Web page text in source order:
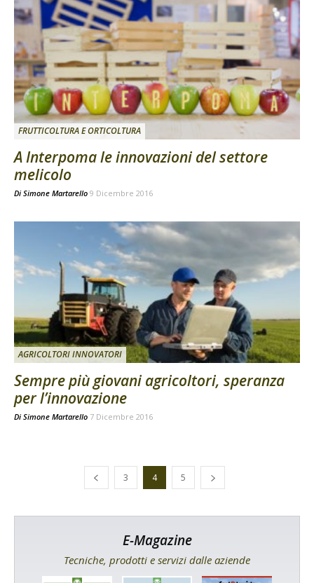
FRUTTICOLTURA E ORTICOLTURA
A Interpoma le innovazioni del settore
melicolo
Di Simone Martarello 9 Dicembre 2016
AGRICOLTORI INNOVATORI
Sempre più giovani agricoltori, speranza
per l’innovazione
Di Simone Martarello 7 Dicembre 2016
3 4 5
E-Magazine
Tecniche, prodotti e servizi dalle aziende